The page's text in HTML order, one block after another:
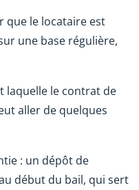
le locataire est
une base régulière,
le contrat de
aller de quelques
: un dépôt de
début du bail, qui sert